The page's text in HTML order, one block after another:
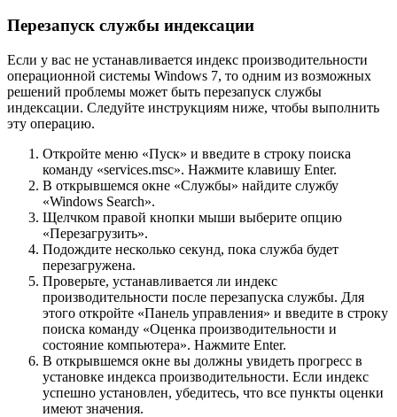
Перезапуск службы индексации
Если у вас не устанавливается индекс производительности
операционной системы Windows 7, то одним из возможных
решений проблемы может быть перезапуск службы
индексации. Следуйте инструкциям ниже, чтобы выполнить
эту операцию.
Откройте меню «Пуск» и введите в строку поиска
команду «services.msc». Нажмите клавишу Enter.
В открывшемся окне «Службы» найдите службу
«Windows Search».
Щелчком правой кнопки мыши выберите опцию
«Перезагрузить».
Подождите несколько секунд, пока служба будет
перезагружена.
Проверьте, устанавливается ли индекс
производительности после перезапуска службы. Для
этого откройте «Панель управления» и введите в строку
поиска команду «Оценка производительности и
состояние компьютера». Нажмите Enter.
В открывшемся окне вы должны увидеть прогресс в
установке индекса производительности. Если индекс
успешно установлен, убедитесь, что все пункты оценки
имеют значения.